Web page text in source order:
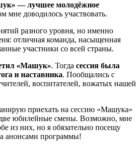
— лучшее молодёжное
мне доводилось участвовать.
разного уровня, но именно
отличная команда, насыщенная
участники со всей страны.
«Машук». Тогда сессия была
и наставника. Пообщались с
воспитателей, вожатых нашей
приехать на сессию «Машука»
две юбилейные смены. Возможно, мне
из них, но я обязательно посещу
анонсами программы!